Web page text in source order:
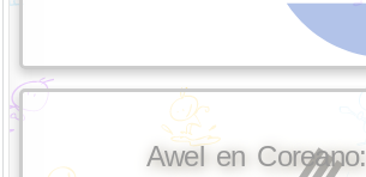
Awel en Coreano: